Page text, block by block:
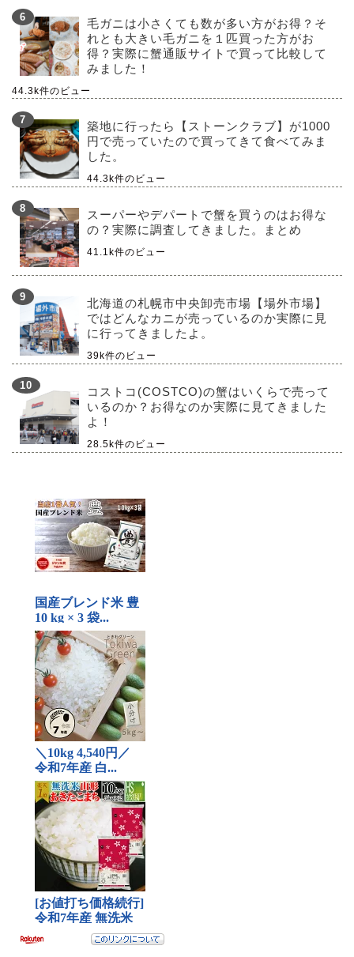
毛ガニは小さくても数が多い方がお得？そ
れとも大きい毛ガニを１匹買った方がお
得？実際に蟹通販サイトで買って比較して
みました！
44.3k件のビュー
築地に行ったら【ストーンクラブ】が1000
円で売っていたので買ってきて食べてみま
した。
44.3k件のビュー
スーパーやデパートで蟹を買うのはお得な
の？実際に調査してきました。まとめ
41.1k件のビュー
北海道の札幌市中央卸売市場【場外市場】
ではどんなカニが売っているのか実際に見
に行ってきましたよ。
39k件のビュー
コストコ(COSTCO)の蟹はいくらで売って
いるのか？お得なのか実際に見てきました
よ！
28.5k件のビュー